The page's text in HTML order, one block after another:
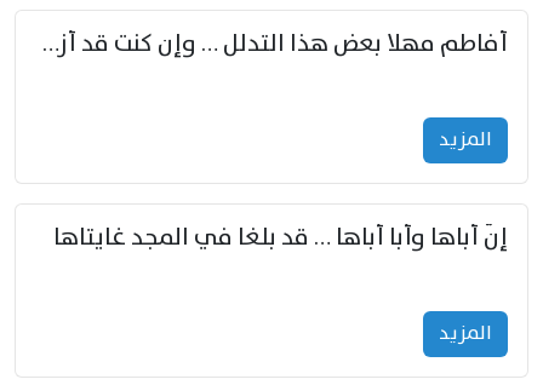
أفاطم مهلا بعض هذا التدلل … وإن كنت قد أزمعت صرمي فأجملي
المزید
إنّ أباها وأبا أباها … قد بلغا في المجد غايتاها
المزید